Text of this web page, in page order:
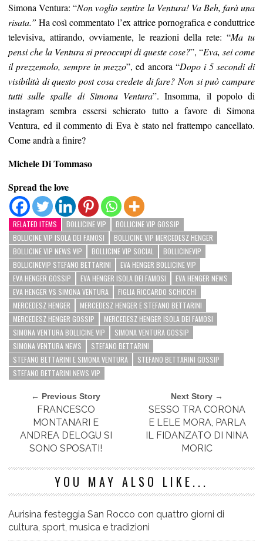
Simona Ventura: “Non voglio sentire la Ventura! Va Beh, farà una
risata.” Ha così commentato l’ex attrice pornografica e conduttrice
televisiva, attirando, ovviamente, le reazioni della rete: “Ma tu
pensi che la Ventura si preoccupi di queste cose?”, “Eva, sei come
il prezzemolo, sempre in mezzo”, ed ancora “Dopo i 5 secondi di
visibilità di questo post cosa credete di fare? Non si può campare
tutti sulle spalle di Simona Ventura”. Insomma, il popolo di
instagram sembra essersi schierato tutto a favore di Simona
Ventura, ed il commento di Eva è stato nel frattempo cancellato.
Come andrà a finire?
Michele Di Tommaso
Spread the love
RELATED ITEMS BOLLICINE VIP
BOLLICINE VIP GOSSIP
BOLLICINE VIP ISOLA DEI FAMOSI
BOLLICINE VIP MERCEDESZ HENGER
BOLLICINE VIP NEWS VIP
BOLLICINE VIP SOCIAL
BOLLICINEVIP
BOLLICINEVIP STEFANO BETTARINI
EVA HENGER BOLLICINE VIP
EVA HENGER GOSSIP
EVA HENGER ISOLA DEI FAMOSI
EVA HENGER NEWS
EVA HENGER VS SIMONA VENTURA
FIGLIA RICCARDO SCHICCHI
MERCEDESZ HENGER
MERCEDESZ HENGER E STEFANO BETTARINI
MERCEDESZ HENGER GOSSIP
MERCEDESZ HENGER ISOLA DEI FAMOSI
SIMONA VENTURA BOLLICINE VIP
SIMONA VENTURA GOSSIP
SIMONA VENTURA NEWS
STEFANO BETTARINI
STEFANO BETTARINI E SIMONA VENTURA
STEFANO BETTARINI GOSSIP
STEFANO BETTARINI NEWS VIP
← Previous Story
FRANCESCO
MONTANARI E
ANDREA DELOGU SI
SONO SPOSATI!
Next Story →
SESSO TRA CORONA
E LELE MORA, PARLA
IL FIDANZATO DI NINA
MORIC
YOU MAY ALSO LIKE...
Aurisina festeggia San Rocco con quattro giorni di
cultura, sport, musica e tradizioni